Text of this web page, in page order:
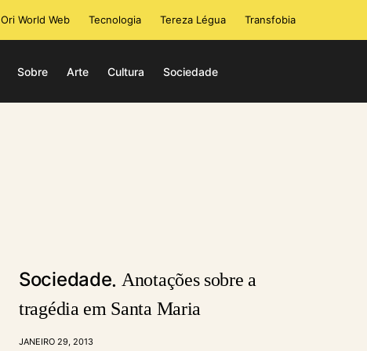
Ori World Web Tecnologia Tereza Légua Transfobia
Sobre Arte Cultura Sociedade
Sociedade Anotações sobre a
tragédia em Santa Maria
JANEIRO 29, 2013